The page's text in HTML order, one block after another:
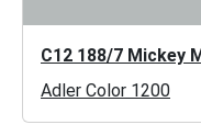
C12 188/7 Mickey
Adler Color 1200